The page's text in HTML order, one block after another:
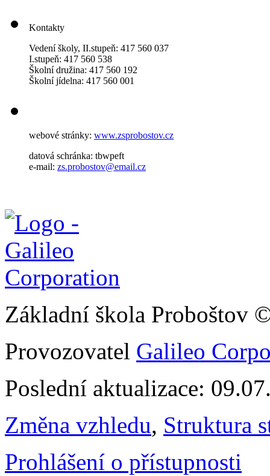
Kontakty
Vedení školy, II.stupeň: 417 560 037
I.stupeň: 417 560 538
Školní družina: 417 560 192
Školní jídelna: 417 560 001
webové stránky: www.zsprobostov.cz
datová schránka: tbwpeft
e-mail: zs.probostov@email.cz
Základní škola Proboštov
Provozovatel Galileo
Poslední aktualizace:
Změna vzhledu, Struktura
Prohlášení o přístupnosti